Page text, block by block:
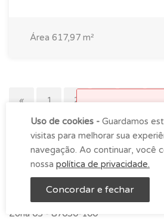
Área 617,97 m²
« 1 2 3 4 5
10 11 12 »
Onde estamos
Zona 03 - 87050-100
Uso de cookies - Guardamos
visitas para melhorar sua
navegação. Ao continuar, você
nossa política de privacidade.
Concordar e fechar
9h00 as
feira à sexta.
OK